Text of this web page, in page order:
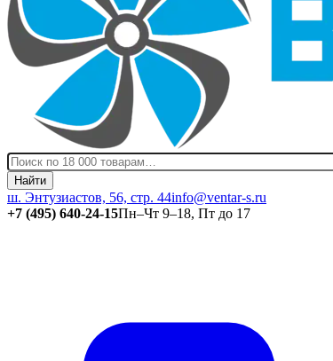
Найти
ш. Энтузиастов, 56, стр. 44info@ventar-s.ru
+7 (495) 640-24-15Пн–Чт 9–18, Пт до 17